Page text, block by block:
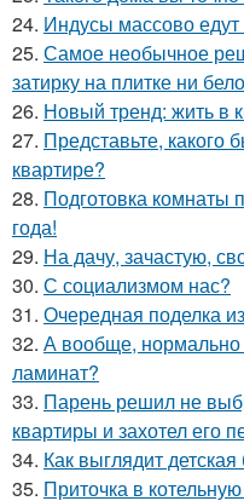
24. Индусы массово
25. Самое необычное
затирку на плитке ни
26. Новый тренд: жить в
27. Представьте, какого
квартире?
28. Подготовка комнаты
года!
29. На дачу, зачастую,
30. С социализмом нас?
31. Очередная поделка
32. А вообще, нормально
ламинат?
33. Парень решил не
квартиры и захотел его
34. Как выглядит
35. Приточка в